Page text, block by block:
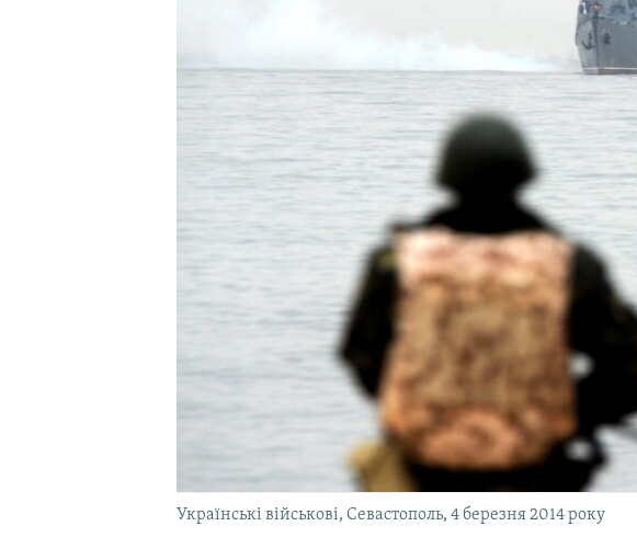
Українські військові, Севастополь, 4 березня 2014 року